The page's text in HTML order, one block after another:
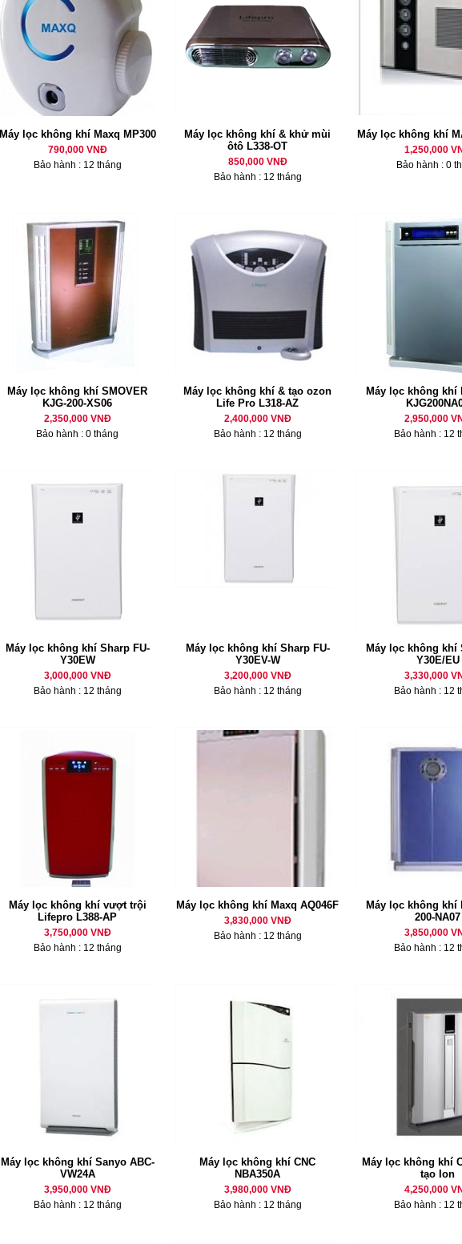
Máy lọc không khí Maxq MP300
790,000 VNĐ
Bảo hành : 12 tháng
Máy lọc không khí & khử mùi
ôtô L338-OT
850,000 VNĐ
Bảo hành : 12 tháng
Máy lọc không khí
1,250,000
Bảo hành : 0
Máy lọc không khí SMOVER
KJG-200-XS06
2,350,000 VNĐ
Bảo hành : 0 tháng
Máy lọc không khí & tạo ozon
Life Pro L318-AZ
2,400,000 VNĐ
Bảo hành : 12 tháng
Máy lọc không khí
2,950,000
Bảo hành : 12
Máy lọc không khí Sharp FU-
Y30EW
3,000,000 VNĐ
Bảo hành : 12 tháng
Máy lọc không khí Sharp FU-
Y30EV-W
3,200,000 VNĐ
Bảo hành : 12 tháng
Máy lọc không khí
Y30E/EU
3,330,000
Bảo hành : 12
Máy lọc không khí vượt trội
Lifepro L388-AP
3,750,000 VNĐ
Bảo hành : 12 tháng
Máy lọc không khí Maxq AQ046F
3,830,000 VNĐ
Bảo hành : 12 tháng
Máy lọc không khí
200-NA07
3,850,000
Bảo hành : 12
Máy lọc không khí Sanyo ABC-
VW24A
3,950,000 VNĐ
Bảo hành : 12 tháng
Máy lọc không khí CNC
NBA350A
3,980,000 VNĐ
Bảo hành : 12 tháng
Máy lọc không khí
tạo Ion
4,250,000
Bảo hành : 12